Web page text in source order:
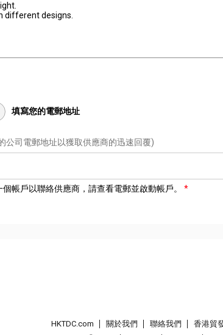
different designs.
填寫您的電郵地址
公司電郵地址以獲取供應商的迅速回覆)
帳戶以聯絡供應商，請查看電郵並啟動帳戶。
HKTDC.com 關於我們 聯絡我們 香港貿